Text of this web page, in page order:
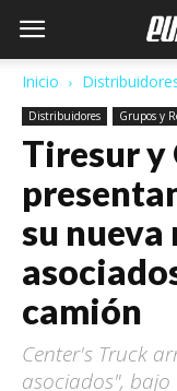
Inicio
Distribuidores Grupos y
Tiresur
su nueva
camión
Center's Truck
asociados",